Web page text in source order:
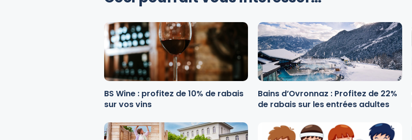
BS Wine : profitez de 10% de rabais
sur vos vins
Bains d’Ovronnaz : Profitez de 22%
de rabais sur les entrées adultes